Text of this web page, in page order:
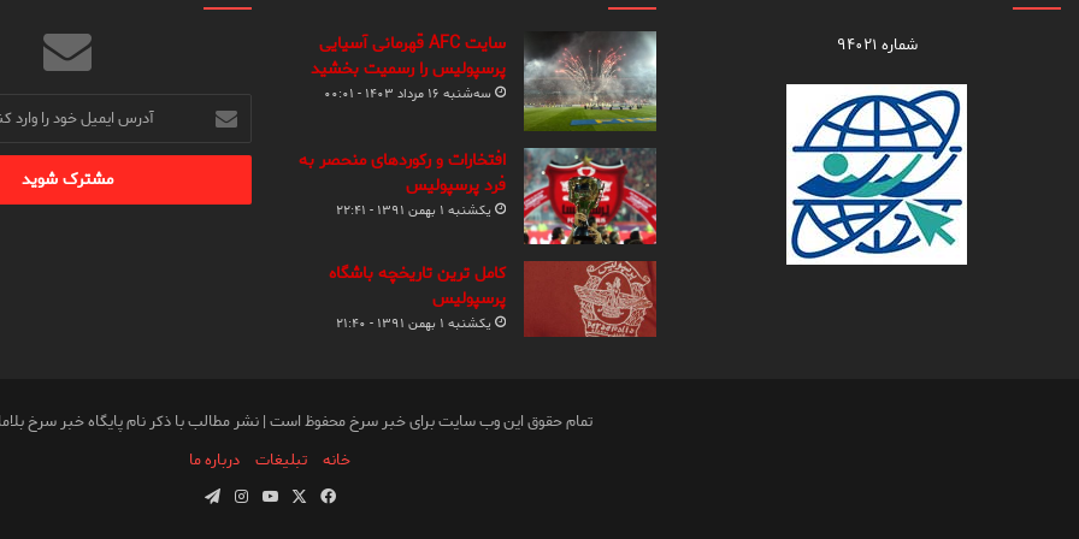
شماره ۹۴۰۲۱
سایت AFC قهرمانی آسیایی
پرسپولیس را رسمیت بخشید
سه‌شنبه ۱۶ مرداد ۱۴۰۳ - ۰۰:۰۱
افتخارات و رکوردهای منحصر به
فرد پرسپولیس
یکشنبه ۱ بهمن ۱۳۹۱ - ۲۲:۴۱
کامل ترین تاریخچه باشگاه
پرسپولیس
یکشنبه ۱ بهمن ۱۳۹۱ - ۲۱:۴۰
آدرس
ایمیل
خود
وارد
تمام حقوق این وب سایت برای خبر سرخ محفوظ است | نشر مطالب با ذکر نام پایگاه خبر سرخ
خانه
تبلیغات
درباره ما
فیس
یوتیوباینستاگرام
تلگرام